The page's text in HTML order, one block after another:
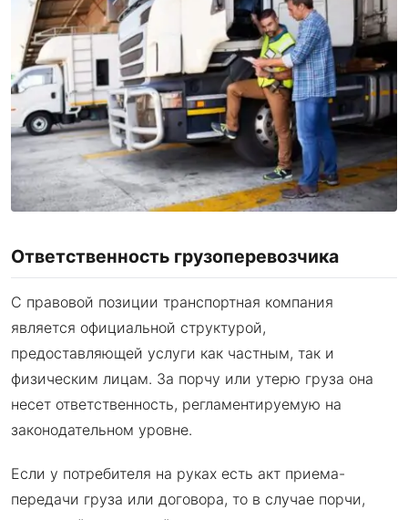
Ответственность грузоперевозчика
С правовой позиции транспортная компания
является официальной структурой,
предоставляющей услуги как частным, так и
физическим лицам. За порчу или утерю груза она
несет ответственность, регламентируемую на
законодательном уровне.
Если у потребителя на руках есть акт приема-
передачи груза или договора, то в случае порчи,